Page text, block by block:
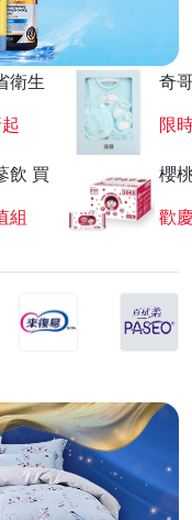
衛生
奇
限
飲 買
組
櫻
歡